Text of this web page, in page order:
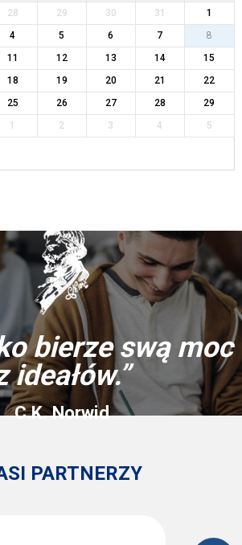
28 29 30 31
1
4 5 6 7
8
11 12 13 14
15
18 19 20 21
22
25 26 27 28
29
1 2 3 4 5
bierze swą moc
ideałów.”
C.K. Norwid
PARTNERZY